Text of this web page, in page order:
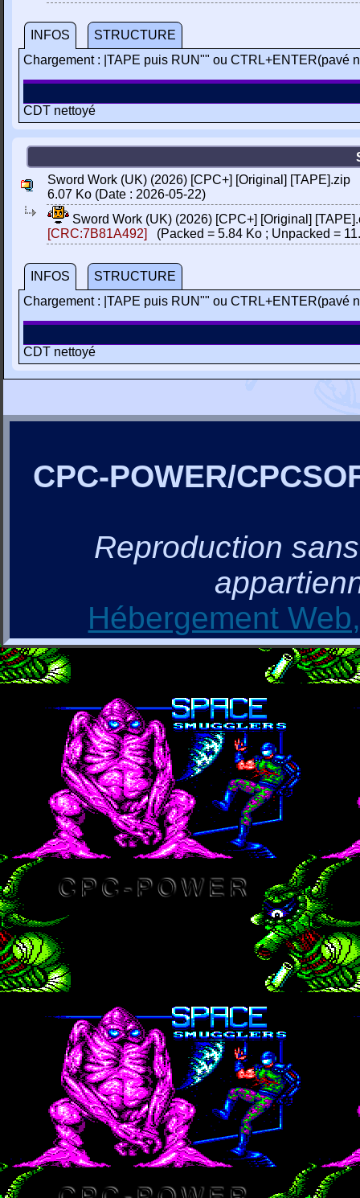
INFOS
STRUCTURE
Chargement : |TAPE puis RUN"" ou CTRL+ENTER(pavé
CDT nettoyé
Sword Work (UK) (2026) [CPC+] [Original] [TAPE].zip
6.07 Ko (Date : 2026-05-22)
Sword Work (UK) (2026) [CPC+] [Original]
[CRC:7B81A492]
(Packed = 5.84 Ko ; Unpacked =
INFOS
STRUCTURE
Chargement : |TAPE puis RUN"" ou CTRL+ENTER(pavé
CDT nettoyé
CPC-POWER/
Reproduction
Hébergement